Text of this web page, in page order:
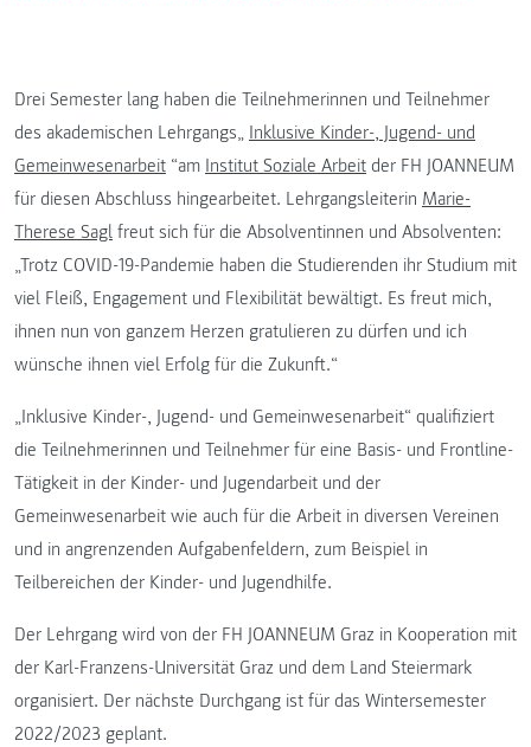
Drei Semester lang haben die Teilnehmerinnen und Teilnehmer
des akademischen Lehrgangs„ Inklusive Kinder-, Jugend- und
Gemeinwesenarbeit “am Institut Soziale Arbeit der FH JOANNEUM
für diesen Abschluss hingearbeitet. Lehrgangsleiterin Marie-
Therese Sagl freut sich für die Absolventinnen und Absolventen:
„Trotz COVID-19-Pandemie haben die Studierenden ihr Studium mit
viel Fleiß, Engagement und Flexibilität bewältigt. Es freut mich,
ihnen nun von ganzem Herzen gratulieren zu dürfen und ich
wünsche ihnen viel Erfolg für die Zukunft.“
„Inklusive Kinder-, Jugend- und Gemeinwesenarbeit“ qualifiziert
die Teilnehmerinnen und Teilnehmer für eine Basis- und Frontline-
Tätigkeit in der Kinder- und Jugendarbeit und der
Gemeinwesenarbeit wie auch für die Arbeit in diversen Vereinen
und in angrenzenden Aufgabenfeldern, zum Beispiel in
Teilbereichen der Kinder- und Jugendhilfe.
Der Lehrgang wird von der FH JOANNEUM Graz in Kooperation mit
der Karl-Franzens-Universität Graz und dem Land Steiermark
organisiert. Der nächste Durchgang ist für das Wintersemester
2022/2023 geplant.